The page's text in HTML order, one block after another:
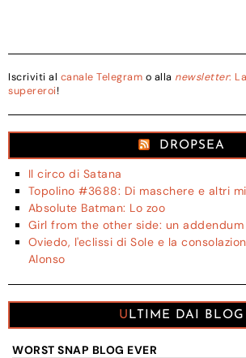
Iscriviti al canale Telegram o alla newsletter:
supereroi!
DROPSEA
Il circo di Satana
Topolino #3688: Di maschere e altri
Absolute Batman: Lo zoo
Girl from the other side: un addendum
Oviedo, l'eclissi di Sole e la
Alonso
ULTIME DAI BLOG
WORST SNAP BLOG EVER